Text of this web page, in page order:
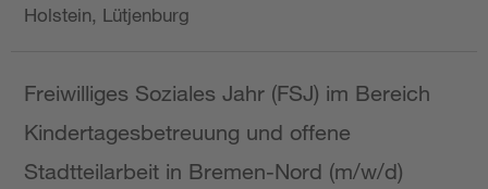
Holstein, Lütjenburg
Freiwilliges Soziales Jahr (FSJ) im Bereich
Kindertagesbetreuung und offene
Stadtteilarbeit in Bremen-Nord (m/w/d)